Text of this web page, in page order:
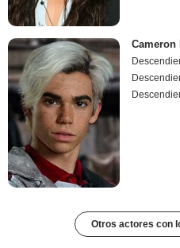
Cameron
Otros actores con